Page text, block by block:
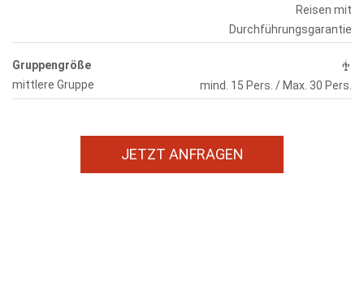
Reisen mit
Durchführungsgarantie
Gruppengröße
mittlere Gruppe
mind. 15 Pers. / Max. 30 Pers.
JETZT ANFRAGEN